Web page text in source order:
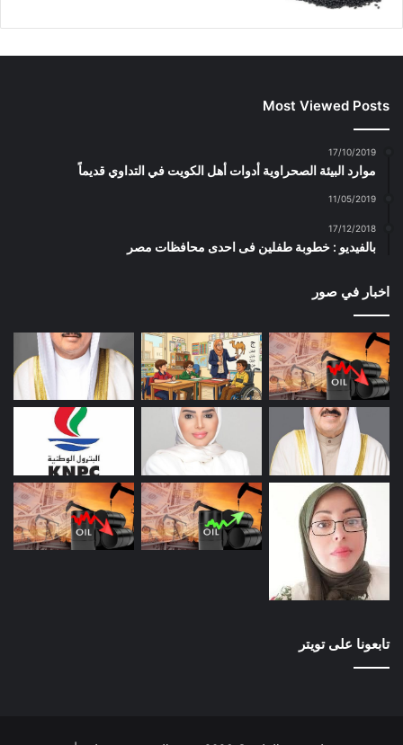
Most Viewed Posts
17/10/2019
موارد البيئة الصحراوية أدوات أهل الكويت في التداوي قديماً
11/05/2019
17/12/2018
بالفيديو : خطوبة طفلين فى احدى محافظات مصر
اخبار في صور
تابعونا على تويتر